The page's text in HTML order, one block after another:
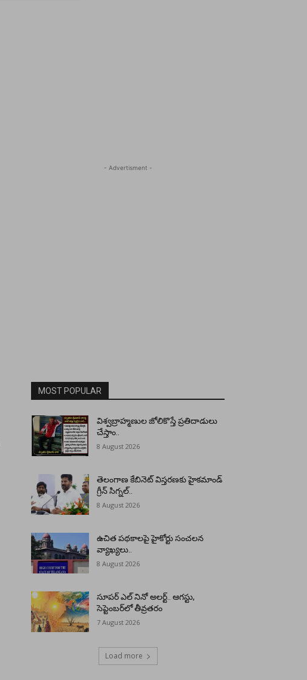
- Advertisment -
MOST POPULAR
విశ్వబ్రాహ్మణుల జోలికొస్తే ప్రతిదాడులు
చేస్తాం..
8 August 2026
తెలంగాణ కేబినెట్ విస్తరణకు హైకమాండ్
గ్రీన్ సిగ్నల్..
8 August 2026
ఉచిత పథకాలపై హైకోర్టు సంచలన
వ్యాఖ్యలు..
8 August 2026
సూపర్ ఎల్ నినో అలర్ట్.. ఆగస్టు,
సెప్టెంబర్‌లో తీవ్రతరం
7 August 2026
Load more